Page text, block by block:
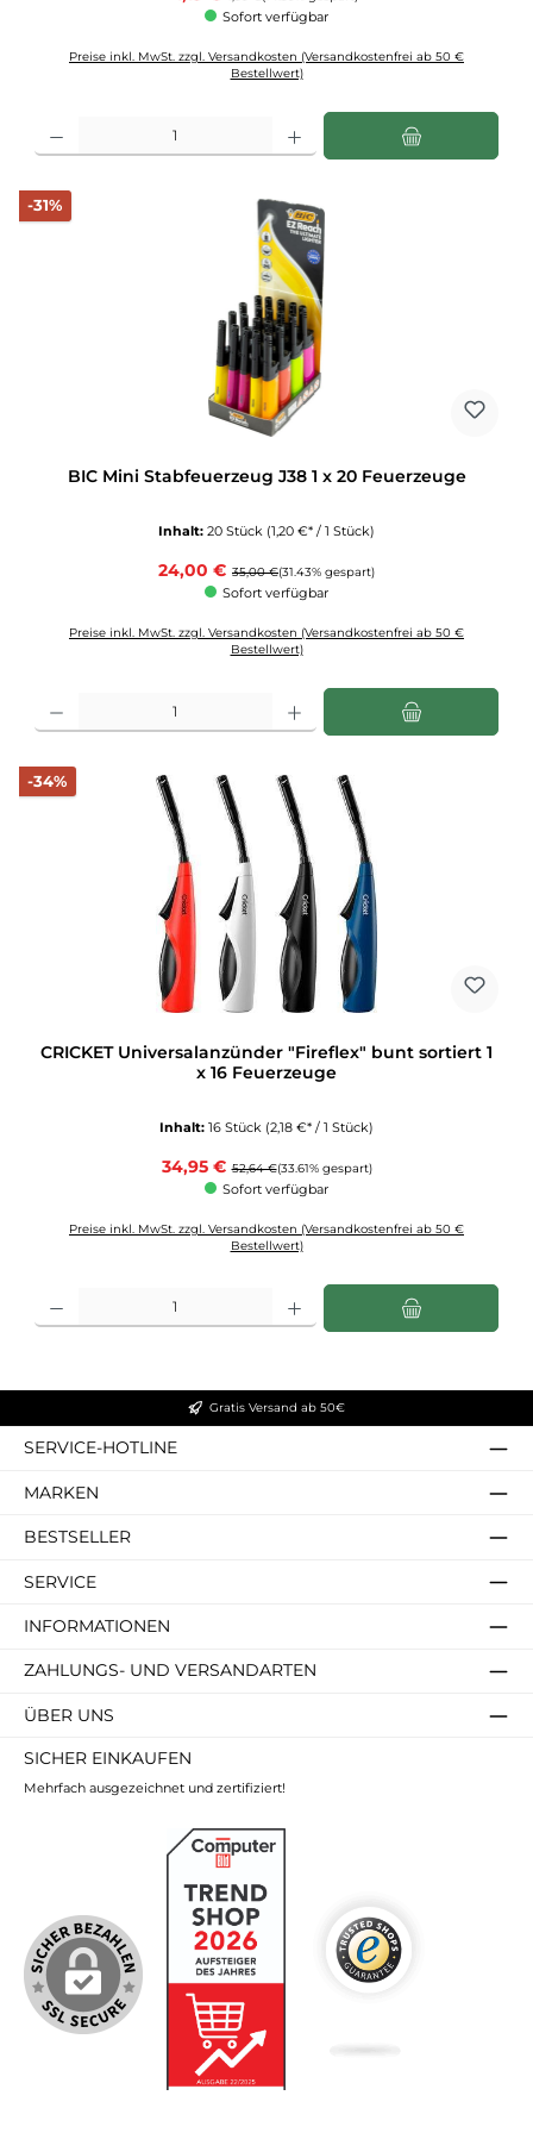
Sofort verfügbar
Preise inkl. MwSt. zzgl. Versandkosten (Versandkostenfrei ab 50 €
Bestellwert)
-31%Rabatt
BIC Mini Stabfeuerzeug J38 1 x 20 Feuerzeuge
Inhalt: 20 Stück (1,20 €* / 1 Stück)
Verkaufspreis:
24,00 € Regulärer Preis:
35,00 €(31.43% gespart)
Sofort verfügbar
Preise inkl. MwSt. zzgl. Versandkosten (Versandkostenfrei ab 50 €
Bestellwert)
Produkt Anzahl: Gib den gewünschten Wert ein oder benutze die Schaltflächen
-34%Rabatt
CRICKET Universalanzünder "Fireflex" bunt sortiert 1
x 16 Feuerzeuge
Inhalt: 16 Stück (2,18 €* / 1 Stück)
Verkaufspreis:
34,95 € Regulärer Preis:
52,64 €(33.61% gespart)
Sofort verfügbar
Preise inkl. MwSt. zzgl. Versandkosten (Versandkostenfrei ab 50 €
Bestellwert)
Produkt Anzahl: Gib den gewünschten Wert ein oder benutze die Schaltflächen
Gratis Versand ab 50€
SERVICE-HOTLINE
MARKEN
BESTSELLER
SERVICE
INFORMATIONEN
ZAHLUNGS- UND VERSANDARTEN
ÜBER UNS
SICHER EINKAUFEN
Mehrfach ausgezeichnet und zertifiziert!